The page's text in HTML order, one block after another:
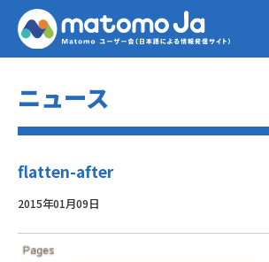
Home» flatten-after
ニュース
flatten-after
2015年01月09日